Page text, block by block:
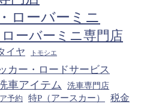
ローバーミニ
ーバーミニ専門店
イヤ トモシエ
カー・ロードサービス
車アイテム
洗車専門店
予約 特P（アースカー） 税金